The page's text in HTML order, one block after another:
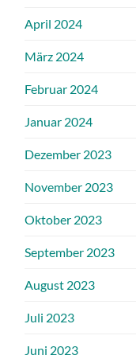
April 2024
März 2024
Februar 2024
Januar 2024
Dezember 2023
November 2023
Oktober 2023
September 2023
August 2023
Juli 2023
Juni 2023